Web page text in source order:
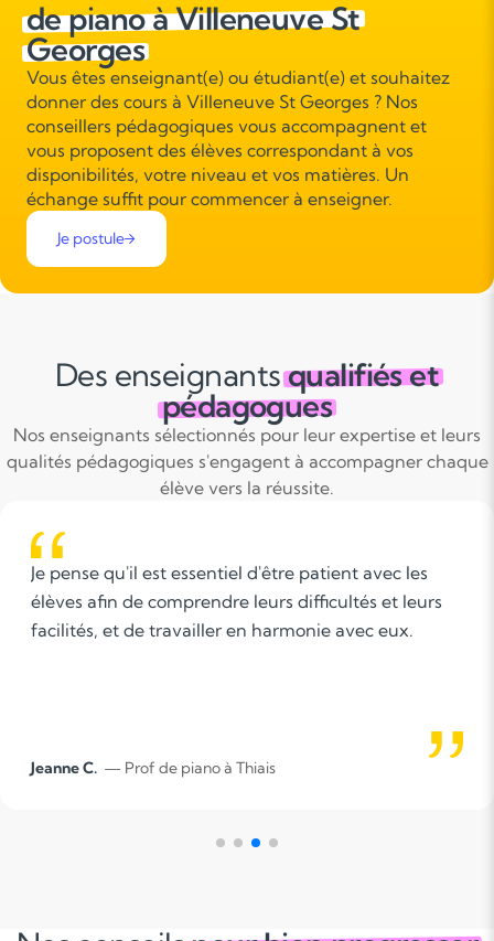
de piano à Villeneuve St
Georges
Vous êtes enseignant(e) ou étudiant(e) et souhaitez
donner des cours à Villeneuve St Georges ? Nos
conseillers pédagogiques vous accompagnent et
vous proposent des élèves correspondant à vos
disponibilités, votre niveau et vos matières. Un
échange suffit pour commencer à enseigner.
Je postule
Des enseignantsqualifiés et
pédagogues
Nos enseignants sélectionnés pour leur expertise et leurs
qualités pédagogiques s'engagent à accompagner chaque
élève vers la réussite.
patient avec les
et leurs
avec eux.
Pour moi l’accompagnement
moyen d’aider les élèves et
dans un cadre plus agréable
Roxane L.